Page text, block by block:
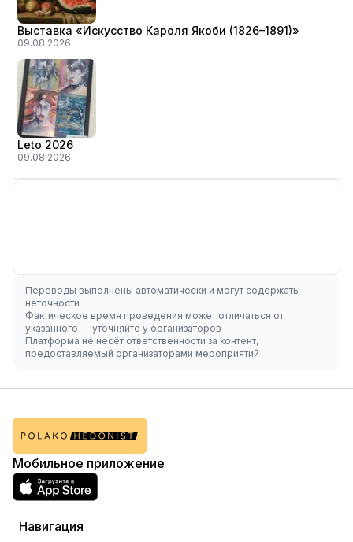
Выставка «Искусство Кароля Якоби (1826–1891)»
09.08.2026
Leto 2026
09.08.2026
Переводы выполнены автоматически и могут содержать
неточности
Фактическое время проведения может отличаться от
указанного — уточняйте у организаторов
Платформа не несёт ответственности за контент,
предоставляемый организаторами мероприятий
Мобильное приложение
Навигация